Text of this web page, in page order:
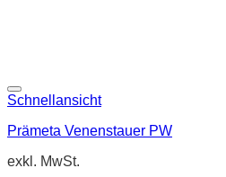
Schnellansicht
Prämeta Venenstauer PW
exkl. MwSt.